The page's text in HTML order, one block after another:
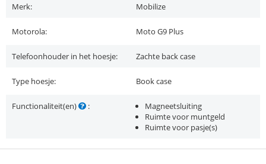
Merk: Mobilize
Motorola: Moto G9 Plus
Telefoonhouder in het hoesje: Zachte back case
Type hoesje: Book case
Functionaliteit(en) :
Magneetsluiting
Ruimte voor muntgeld
Ruimte voor pasje(s)